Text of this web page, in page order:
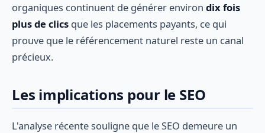
organiques continuent de générer environ dix fois
plus de clics que les placements payants, ce qui
prouve que le référencement naturel reste un canal
précieux.
Les implications pour le SEO
L'analyse récente souligne que le SEO demeure un